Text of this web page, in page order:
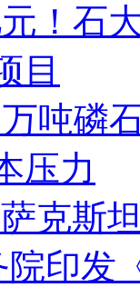
！石
目
吨磷
压力
克斯
印发